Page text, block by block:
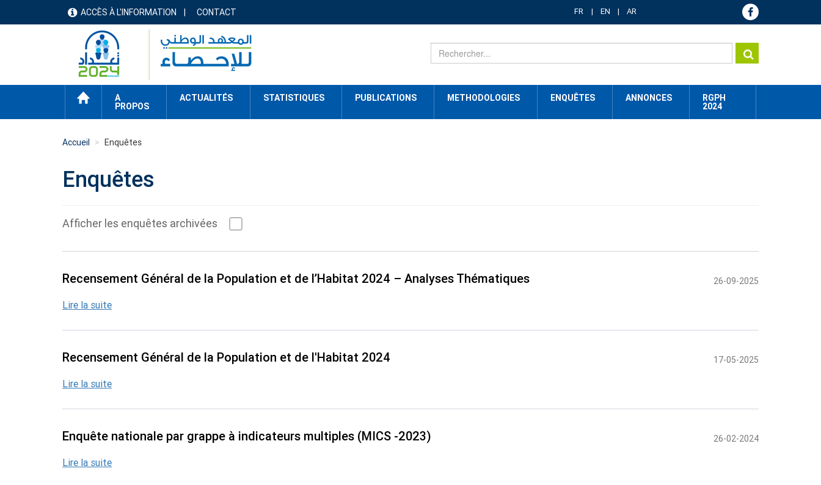
menu
header
ACCÈS À L'INFORMATION CONTACT FR EN AR
ACCUEIL
A
PROPOS
ACTUALITÉS STATISTIQUES PUBLICATIONS METHODOLOGIES ENQUÊTES ANNONCES
RGPH
2024
Accueil Enquêtes
Enquêtes
Afficher les enquêtes archivées
Recensement Général de la Population et de l’Habitat 2024 – Analyses Thématiques
Lire la suite
26-09-2025
Recensement Général de la Population et de l'Habitat 2024
Lire la suite
17-05-2025
Enquête nationale par grappe à indicateurs multiples (MICS -2023)
Lire la suite
26-02-2024